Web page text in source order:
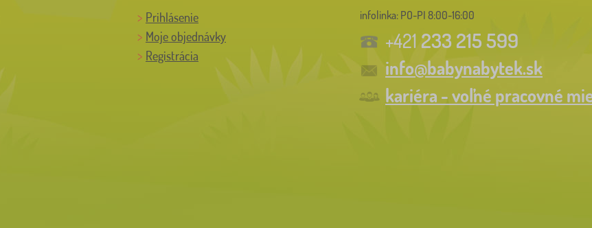
Prihlásenie
Moje objednávky
Registrácia
infolinka: PO-PI 8:00-16:00
+421 233 215 599
info@babynabytek.sk
kariéra - voľné pracovné